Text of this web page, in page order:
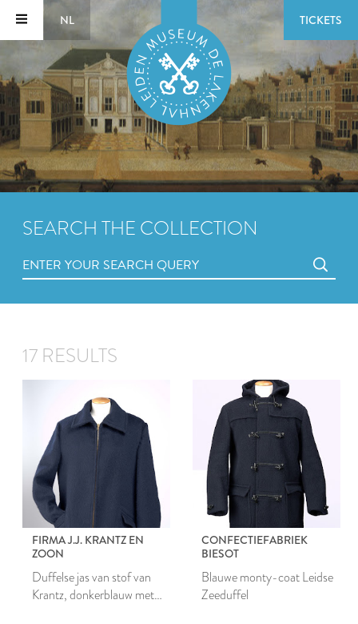
NL TICKETS
SEARCH THE COLLECTION
17 RESULTS
FIRMA J.J. KRANTZ EN
ZOON
Duffelse jas van stof van
Krantz, donkerblauw met
CONFECTIEFABRIEK
BIESOT
Blauwe monty-coat Leidse
Zeeduffel